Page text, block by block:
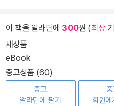
이 책을 알라딘에 300원 (최상
새상품
eBook
중고상품 (60)
중고
알라딘에 팔기
회원에